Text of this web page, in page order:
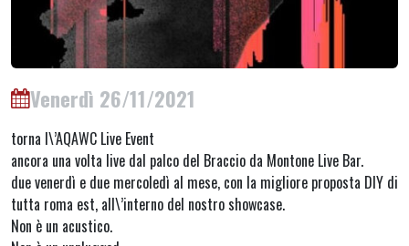
Venerdì 26/11/2021
torna l\’AQAWC Live Event
ancora una volta live dal palco del Braccio da Montone Live Bar.
due venerdì e due mercoledì al mese, con la migliore proposta DIY di
tutta roma est, all\’interno del nostro showcase.
Non è un acustico.